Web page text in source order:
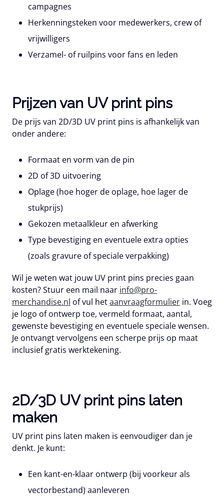
campagnes
Herkenningsteken voor medewerkers, crew of
vrijwilligers
Verzamel- of ruilpins voor fans en leden
Prijzen van UV print pins
De prijs van 2D/3D UV print pins is afhankelijk van
onder andere:
Formaat en vorm van de pin
2D of 3D uitvoering
Oplage (hoe hoger de oplage, hoe lager de
stukprijs)
Gekozen metaalkleur en afwerking
Type bevestiging en eventuele extra opties
(zoals gravure of speciale verpakking)
Wil je weten wat jouw UV print pins precies gaan
kosten? Stuur een mail naar info@pro-
merchandise.nl of vul hetaanvraagformulier in. Voeg
je logo of ontwerp toe, vermeld formaat, aantal,
gewenste bevestiging en eventuele speciale wensen.
Je ontvangt vervolgens een scherpe prijs op maat
inclusief gratis werktekening.
2D/3D UV print pins laten
maken
UV print pins laten maken is eenvoudiger dan je
denkt. Je kunt:
Een kant-en-klaar ontwerp (bij voorkeur als
vectorbestand) aanleveren